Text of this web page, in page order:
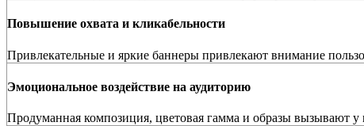
Повышение охвата и кликабельности
Привлекательные и яркие баннеры привлекают внимание
Эмоциональное воздействие на аудиторию
Продуманная композиция, цветовая гамма и образы вызывают